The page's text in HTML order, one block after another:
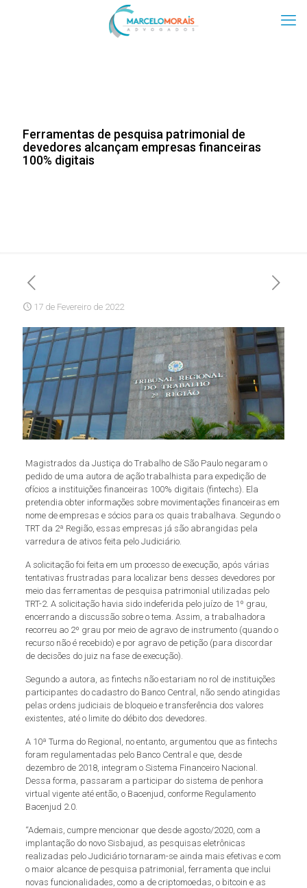
Ferramentas de pesquisa patrimonial de
devedores alcançam empresas financeiras
100% digitais
17 de Fevereiro de 2022
Magistrados da Justiça do Trabalho de São Paulo negaram o
pedido de uma autora de ação trabalhista para expedição de
ofícios a instituições financeiras 100% digitais (fintechs). Ela
pretendia obter informações sobre movimentações financeiras em
nome de empresas e sócios para os quais trabalhava. Segundo o
TRT da 2ª Região, essas empresas já são abrangidas pela
varredura de ativos feita pelo Judiciário.
A solicitação foi feita em um processo de execução, após várias
tentativas frustradas para localizar bens desses devedores por
meio das ferramentas de pesquisa patrimonial utilizadas pelo
TRT-2. A solicitação havia sido indeferida pelo juízo de 1º grau,
encerrando a discussão sobre o tema. Assim, a trabalhadora
recorreu ao 2º grau por meio de agravo de instrumento (quando o
recurso não é recebido) e por agravo de petição (para discordar
de decisões do juiz na fase de execução).
Segundo a autora, as fintechs não estariam no rol de instituições
participantes do cadastro do Banco Central, não sendo atingidas
pelas ordens judiciais de bloqueio e transferência dos valores
existentes, até o limite do débito dos devedores.
A 10ª Turma do Regional, no entanto, argumentou que as fintechs
foram regulamentadas pelo Banco Central e que, desde
dezembro de 2018, integram o Sistema Financeiro Nacional.
Dessa forma, passaram a participar do sistema de penhora
virtual vigente até então, o Bacenjud, conforme Regulamento
Bacenjud 2.0.
“Ademais, cumpre mencionar que desde agosto/2020, com a
implantação do novo Sisbajud, as pesquisas eletrônicas
realizadas pelo Judiciário tornaram-se ainda mais efetivas e com
o maior alcance de pesquisa patrimonial, ferramenta que inclui
novas funcionalidades, como a de criptomoedas, o bitcoin e as